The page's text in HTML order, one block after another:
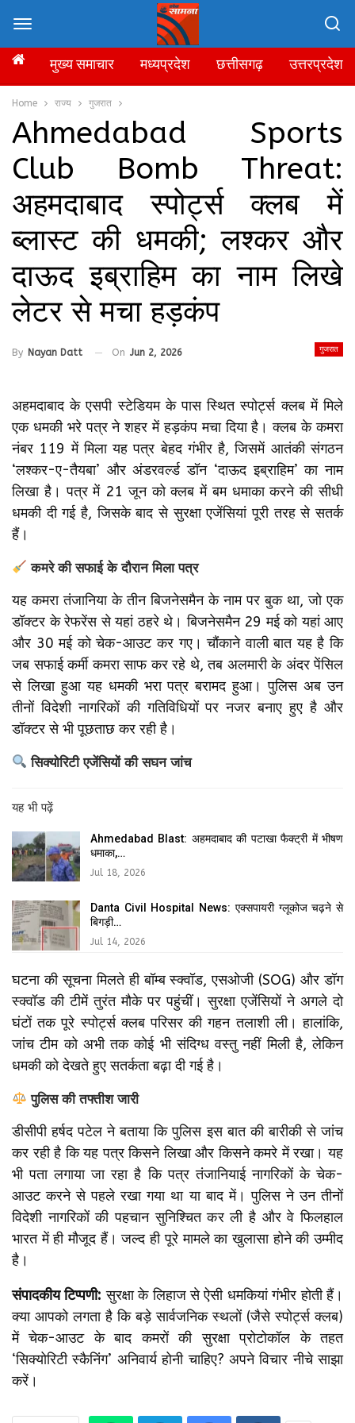
Home राज्य गुजरात
Ahmedabad Sports
Club Bomb Threat:
अहमदाबाद स्पोर्ट्स क्लब में
ब्लास्ट की धमकी; लश्कर और
दाऊद इब्राहिम का नाम लिखे
लेटर से मचा हड़कंप
गुजरात
By Nayan Datt On Jun 2, 2026
अहमदाबाद के एसपी स्टेडियम के पास स्थित स्पोर्ट्स क्लब में मिले
एक धमकी भरे पत्र ने शहर में हड़कंप मचा दिया है। क्लब के कमरा
नंबर 119 में मिला यह पत्र बेहद गंभीर है, जिसमें आतंकी संगठन
‘लश्कर-ए-तैयबा’ और अंडरवर्ल्ड डॉन ‘दाऊद इब्राहिम’ का नाम
लिखा है। पत्र में 21 जून को क्लब में बम धमाका करने की सीधी
धमकी दी गई है, जिसके बाद से सुरक्षा एजेंसियां पूरी तरह से सतर्क
हैं।
कमरे की सफाई के दौरान मिला पत्र
यह कमरा तंजानिया के तीन बिजनेसमैन के नाम पर बुक था, जो एक
डॉक्टर के रेफरेंस से यहां ठहरे थे। बिजनेसमैन 29 मई को यहां आए
और 30 मई को चेक-आउट कर गए। चौंकाने वाली बात यह है कि
जब सफाई कर्मी कमरा साफ कर रहे थे, तब अलमारी के अंदर पेंसिल
से लिखा हुआ यह धमकी भरा पत्र बरामद हुआ। पुलिस अब उन
तीनों विदेशी नागरिकों की गतिविधियों पर नजर बनाए हुए है और
डॉक्टर से भी पूछताछ कर रही है।
सिक्योरिटी एजेंसियों की सघन जांच
यह भी पढ़ें
Ahmedabad Blast: अहमदाबाद की पटाखा फैक्ट्री में भीषण
धमाका,…
Jul 18, 2026
Danta Civil Hospital News: एक्सपायरी ग्लूकोज चढ़ने से
बिगड़ी…
Jul 14, 2026
घटना की सूचना मिलते ही बॉम्ब स्क्वॉड, एसओजी (SOG) और डॉग
स्क्वॉड की टीमें तुरंत मौके पर पहुंचीं। सुरक्षा एजेंसियों ने अगले दो
घंटों तक पूरे स्पोर्ट्स क्लब परिसर की गहन तलाशी ली। हालांकि,
जांच टीम को अभी तक कोई भी संदिग्ध वस्तु नहीं मिली है, लेकिन
धमकी को देखते हुए सतर्कता बढ़ा दी गई है।
पुलिस की तफ्तीश जारी
डीसीपी हर्षद पटेल ने बताया कि पुलिस इस बात की बारीकी से जांच
कर रही है कि यह पत्र किसने लिखा और किसने कमरे में रखा। यह
भी पता लगाया जा रहा है कि पत्र तंजानियाई नागरिकों के चेक-
आउट करने से पहले रखा गया था या बाद में। पुलिस ने उन तीनों
विदेशी नागरिकों की पहचान सुनिश्चित कर ली है और वे फिलहाल
भारत में ही मौजूद हैं। जल्द ही पूरे मामले का खुलासा होने की उम्मीद
है।
संपादकीय टिप्पणी: सुरक्षा के लिहाज से ऐसी धमकियां गंभीर होती हैं।
क्या आपको लगता है कि बड़े सार्वजनिक स्थलों (जैसे स्पोर्ट्स क्लब)
में चेक-आउट के बाद कमरों की सुरक्षा प्रोटोकॉल के तहत
‘सिक्योरिटी स्कैनिंग’ अनिवार्य होनी चाहिए? अपने विचार नीचे साझा
करें।
मुख्य समाचार मध्यप्रदेश छत्तीसगढ़ उत्तरप्रदेश